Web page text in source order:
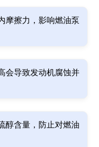
摩擦力，影响燃油泵
会导致发动机腐蚀并
醇含量，防止对燃油